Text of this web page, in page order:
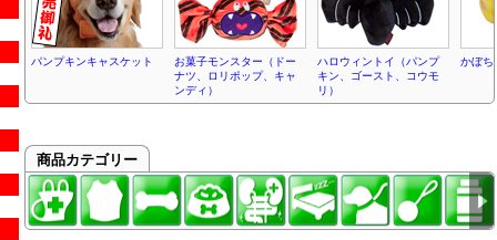
パンプキンキャスケット
お菓子モンスター（ドー
ナツ、ロリポップ、キャ
ンディ）
ハロウィントイ（パンプ
キン、ゴースト、コウモ
リ）
かぼち
商品カテゴリー